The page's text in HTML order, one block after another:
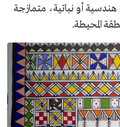
أو نباتية، متمازجة
المحيطة.